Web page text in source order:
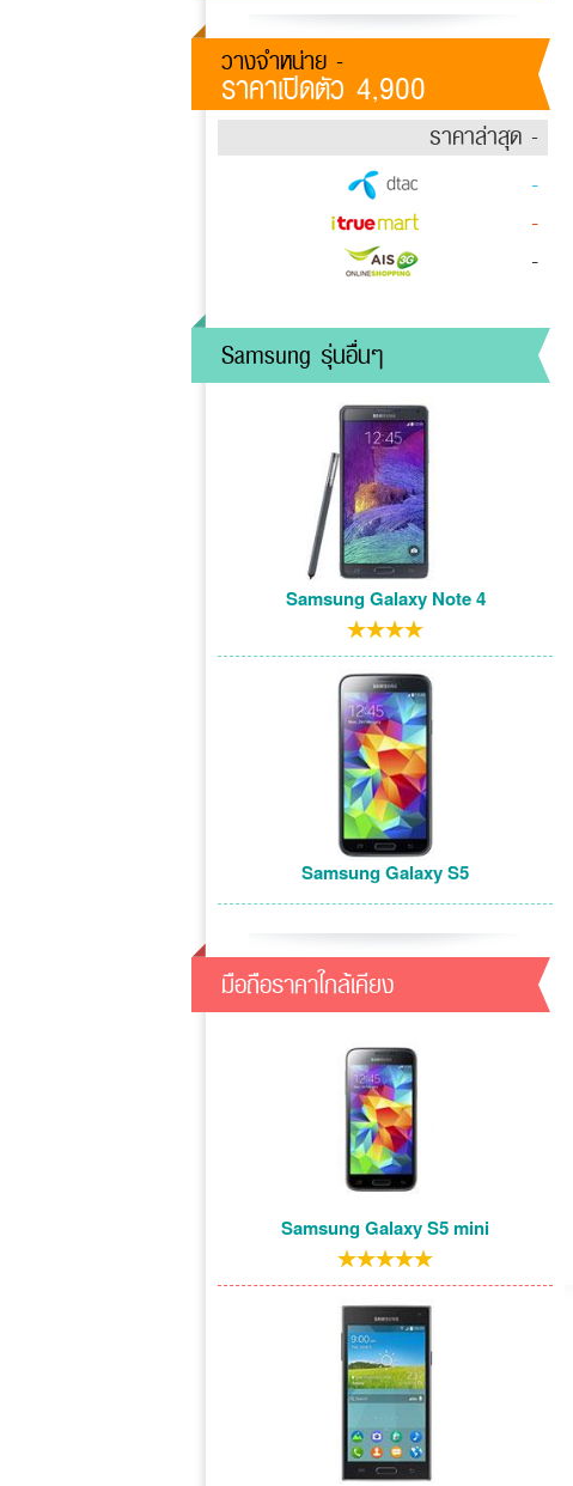
วางจำหน่าย -
ราคาเปิดตัว 4,900
ราคาล่าสุด -
-
-
-
Samsung รุ่นอื่นๆ
Samsung Galaxy Note 4
Samsung Galaxy S5
มือถือราคาใกล้เคียง
Samsung Galaxy S5 mini